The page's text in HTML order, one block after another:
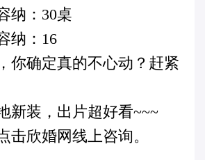
纳：30桌
纳：16
你确定真的不心动？赶紧
新装，出片超好看~~~
击欣婚网线上咨询。